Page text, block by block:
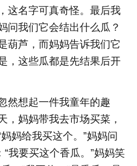
这名字可真奇怪。最后我
问我们它会结出什么瓜？
葫芦，而妈妈告诉我们它
，这些瓜都是先结果后开
然想起一件我童年的趣
，妈妈带我去市场买菜，
妈给我买这个。”妈妈问
“我要买这个香瓜。”妈妈笑